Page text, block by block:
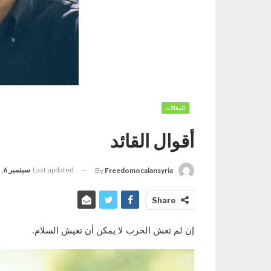
المقالات
أقوال القائد
By Freedomocalansyria
Last updated سبتمبر 6, 2022
Share
إن لم تعش الحرب لا يمكن أن تعيش السلام.